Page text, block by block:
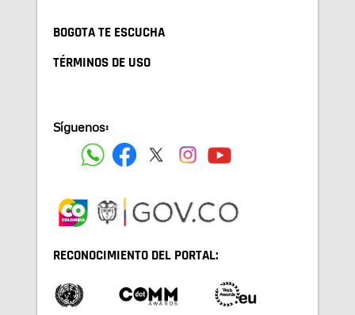
BOGOTA TE ESCUCHA
TÉRMINOS DE USO
Síguenos:
RECONOCIMIENTO DEL PORTAL: